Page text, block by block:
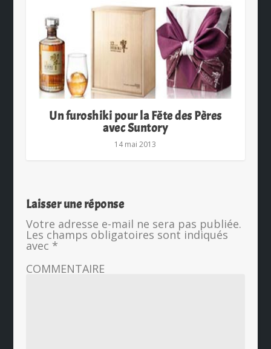
Un furoshiki pour la Fête des Pères
avec Suntory
14 mai 2013
Laisser une réponse
Votre adresse e-mail ne sera pas publiée.
Les champs obligatoires sont indiqués
avec *
COMMENTAIRE